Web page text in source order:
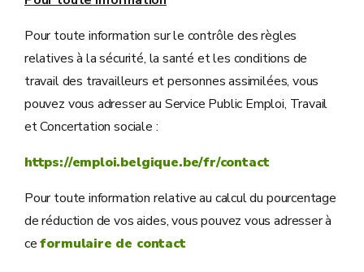
Pour toute information sur le contrôle des règles
relatives à la sécurité, la santé et les conditions de
travail des travailleurs et personnes assimilées, vous
pouvez vous adresser au Service Public Emploi, Travail
et Concertation sociale :
https://emploi.belgique.be/fr/contact
Pour toute information relative au calcul du pourcentage
de réduction de vos aides, vous pouvez vous adresser à
ceformulaire de contact